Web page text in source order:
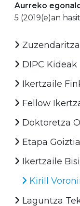
Aurreko
5 (2019(e)an
DIPC Kideak
Ikertzaile
Fellow
Doktoretza
Etapa
Ikertzaile
Kirill
Laguntza